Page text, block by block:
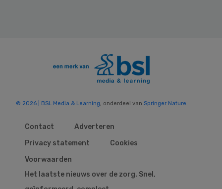
© 2026 | BSL Media & Learning, onderdeel van Springer Nature
Contact
Adverteren
Privacy statement
Cookies
Voorwaarden
Het laatste nieuws over de zorg. Snel,